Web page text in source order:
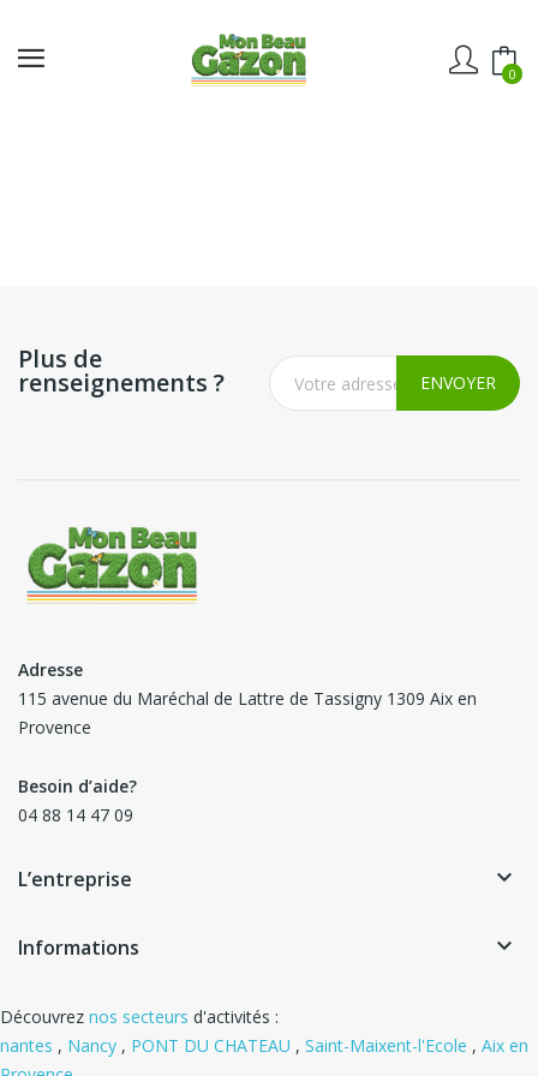
0
Plus de
renseignements ?
Adresse
115 avenue du Maréchal de Lattre de Tassigny 1309 Aix en
Provence
Besoin d’aide?
04 88 14 47 09
L’entreprise keyboard_arrow_down
Informations keyboard_arrow_down
Découvrez nos secteurs d'activités :
nantes , Nancy , PONT DU CHATEAU , Saint-Maixent-l'Ecole , Aix en